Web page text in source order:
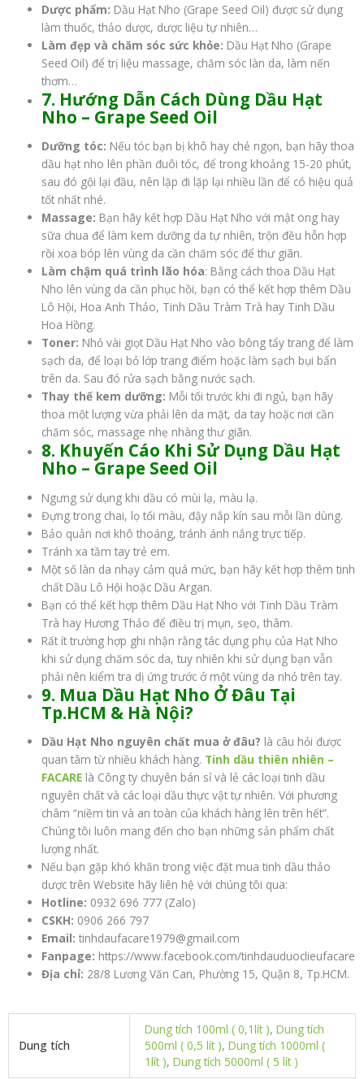
Dược phẩm: Dầu Hạt Nho (Grape Seed Oil) được sử dụng
làm thuốc, thảo dược, dược liệu tự nhiên…
Làm đẹp và chăm sóc sức khỏe: Dầu Hạt Nho (Grape
Seed Oil) để trị liệu massage, chăm sóc làn da, làm nến
thơm…
7. Hướng Dẫn Cách Dùng Dầu Hạt
Nho – Grape Seed Oil
Dưỡng tóc: Nếu tóc bạn bị khô hay chẻ ngọn, bạn hãy thoa
dầu hạt nho lên phần đuôi tóc, để trong khoảng 15-20 phút,
sau đó gội lại đầu, nên lặp đi lặp lại nhiều lần để có hiệu quả
tốt nhất nhé.
Massage: Bạn hãy kết hợp Dầu Hạt Nho với mật ong hay
sữa chua để làm kem dưỡng da tự nhiên, trộn đều hỗn hợp
rồi xoa bóp lên vùng da cần chăm sóc để thư giãn.
Làm chậm quá trình lão hóa: Bằng cách thoa Dầu Hạt
Nho lên vùng da cần phục hồi, bạn có thể kết hợp thêm Dầu
Lô Hội, Hoa Anh Thảo, Tinh Dầu Tràm Trà hay Tinh Dầu
Hoa Hồng.
Toner: Nhỏ vài giọt Dầu Hạt Nho vào bông tẩy trang để làm
sạch da, để loại bỏ lớp trang điểm hoặc làm sạch bụi bẩn
trên da. Sau đó rửa sạch bằng nước sạch.
Thay thế kem dưỡng: Mỗi tối trước khi đi ngủ, bạn hãy
thoa một lượng vừa phải lên da mặt, da tay hoặc nơi cần
chăm sóc, massage nhẹ nhàng thư giãn.
8. Khuyến Cáo Khi Sử Dụng Dầu Hạt
Nho – Grape Seed Oil
Ngưng sử dụng khi dầu có mùi lạ, màu lạ.
Đựng trong chai, lọ tối màu, đậy nắp kín sau mỗi lần dùng.
Bảo quản nơi khô thoáng, tránh ánh nắng trực tiếp.
Tránh xa tầm tay trẻ em.
Một số làn da nhạy cảm quá mức, bạn hãy kết hợp thêm tinh
chất Dầu Lô Hội hoặc Dầu Argan.
Bạn có thể kết hợp thêm Dầu Hạt Nho với Tinh Dầu Tràm
Trà hay Hương Thảo để điều trị mụn, sẹo, thâm.
Rất ít trường hợp ghi nhận rằng tác dụng phụ của Hạt Nho
khi sử dụng chăm sóc da, tuy nhiên khi sử dụng bạn vẫn
phải nên kiểm tra dị ứng trước ở một vùng da nhỏ trên tay.
9. Mua Dầu Hạt Nho Ở Đâu Tại
Tp.HCM & Hà Nội?
Dầu Hạt Nho nguyên chất mua ở đâu? là câu hỏi được
quan tâm từ nhiều khách hàng. Tinh dầu thiên nhiên –
FACARE là Công ty chuyên bán sỉ và lẻ các loại tinh dầu
nguyên chất và các loại dầu thực vật tự nhiên. Với phương
châm “niềm tin và an toàn của khách hàng lên trên hết”.
Chúng tôi luôn mang đến cho bạn những sản phẩm chất
lượng nhất.
Nếu bạn gặp khó khăn trong việc đặt mua tinh dầu thảo
dược trên Website hãy liên hệ với chúng tôi qua:
Hotline: 0932 696 777 (Zalo)
CSKH: 0906 266 797
Email: tinhdaufacare1979@gmail.com
Fanpage: https://www.facebook.com/tinhdauduoclieufacare
Địa chỉ: 28/8 Lương Văn Can, Phường 15, Quận 8, Tp.HCM.
Dung tích
Dung tích 100ml ( 0,1lít ),Dung tích
500ml ( 0,5 lít ),Dung tích 1000ml (
1lít ),Dung tích 5000ml ( 5 lít )